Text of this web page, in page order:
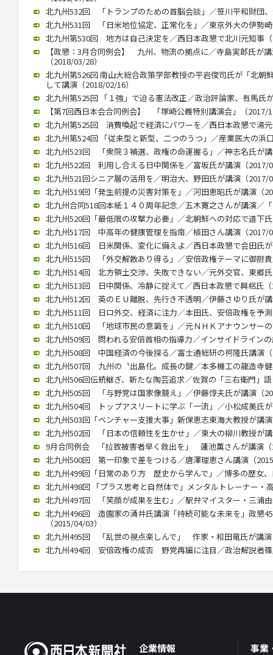
北九州532回 「トランプのための首脳会談」／笹川平和財団
北九州531回 「日米地位協定、正常化を」／東京外大の伊勢
北九州第530回 地方は自己決定を／西日本政懇で北川元知事
【政懇：3月合同例会】 九州、物流の拠点に／寺島実郎氏が
（2018/03/28）
北九州第526回 南山大総合政策学部教授の平岩俊司氏が「北朝
して講演（2018/02/16）
北九州第525回 「１強」で迫る憲法改正／政治評論家、有馬氏
【第7回西日本会合同例会】 「塚崎公義特別講演会」（2017/
北九州第525回 消費喚起で経済にパワーを／西日本政懇で湯
北九州第524回 「従来型と新型、二つのうつ」／産業医大の浜
北九州523回 「衆院３補選、政権の命運握る」／神志名氏が
北九州522回 利用し合える日中関係を／富坂氏が講演（2017/
北九州521回シニア層の活用を／明治大、野田氏が講演（2017/
北九州519回「発生前提の災害対策を」／河田恵昭氏が講演（
北九州合同518回本紙１４０周年記念／五木寛之さんが講演／
北九州520回「最低限の攻撃力必要」／北朝鮮への対応で道
北九州517回 中高年の健康管理を指南／植田さん講演（2017/
北九州516回 日米関係、変化に備えよ／西日本政懇で会田氏
北九州515回 「外交解散あり得る」／安倍政権テーマに御厨
北九州514回 北方領土交渉、失敗できない／元外交官、東郷
北九州513回 日中関係、冷静に捉えて／西日本政懇で興梠氏
北九州512回 英のＥＵ離脱、先行き不透明／伊藤さゆり氏が
北九州511回 日ロ外交、経済に注力／本田氏、安倍政権を予
北九州510回 「地球市民の意識を」／元ＮＨＫアナウンサー
北九州509回 問われる安倍首相の指導力／インサイドライン
北九州508回 中国経済の今後探る／富士通総研の柯隆氏講演
北九州507回 九州の〝出島化〟成長の鍵／本多機工の龍造寺
北九州506回伝統継ぎ、新たな陶芸追求／佐賀の「三右衛門」
北九州505回 「与野党は国家像競え」／伊藤惇夫氏が講演（
北九州504回 トップアスリートに学ぶ「一流」／小松成美氏
北九州503回「ベンチャー支援大事」新保恵志東海大教授が講
北九州502回 「日本の信頼性を生かせ」／東大の柳川教授が
9月合同例会 「拉致被害者早く救出を」 蓮池薫さんが講演
北九州500回 第一印象で差をつける／唐澤理恵さん講演（
北九州499回「日常のあり方 歴史から学んで」／博多の歴女
北九州498回 「プラス思考と自然体で」メンタルトレーナー・
北九州497回 「笑顔が成果を生む」／駅弁マイスター・三浦
北九州496回 造園家の涌井氏講演「持続可能な未来を」政懇
（2015/04/03）
北九州495回 「乱世の視点楽しんで」 作家・和田竜氏が講
北九州494回 安倍政権の成否 野党再編に注目／政治解説者
企業情報 事業